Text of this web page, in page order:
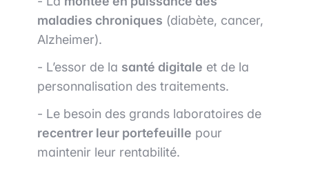
maladies chroniques (diabète, cancer,
Alzheimer).
- L’essor de la santé digitale et de la
personnalisation des traitements.
- Le besoin des grands laboratoires de
recentrer leur portefeuille pour
maintenir leur rentabilité.